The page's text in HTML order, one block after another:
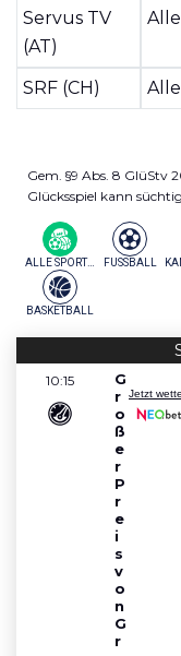
Servus TV
(AT)
SRF (CH)
Gem. §9 Abs. 8 GlüStv
Glücksspiel kann
ALLE SPORTARTEN FUSSBALL
BASKETBALL
10:15
G
r
o
ß
e
r
P
r
e
i
s
v
o
n
G
r
Jetzt
Heute keine